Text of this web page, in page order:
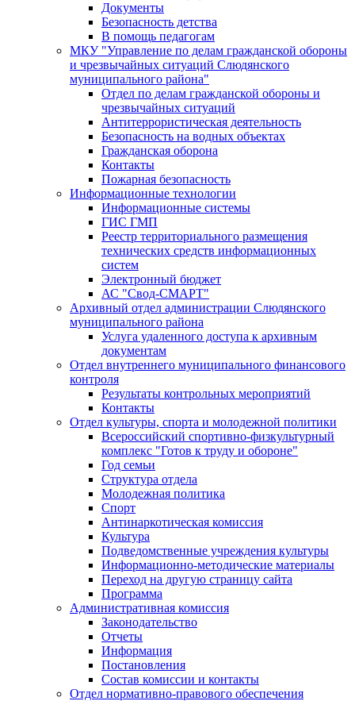
Документы
Безопасность детства
В помощь педагогам
МКУ "Управление по делам гражданской обороны
и чрезвычайных ситуаций Слюдянского
муниципального района"
Отдел по делам гражданской обороны и
чрезвычайных ситуаций
Антитеррористическая деятельность
Безопасность на водных объектах
Гражданская оборона
Контакты
Пожарная безопасность
Информационные технологии
Информационные системы
ГИС ГМП
Реестр территориального размещения
технических средств информационных
систем
Электронный бюджет
АС "Свод-СМАРТ"
Архивный отдел администрации Слюдянского
муниципального района
Услуга удаленного доступа к архивным
документам
Отдел внутреннего муниципального финансового
контроля
Результаты контрольных мероприятий
Контакты
Отдел культуры, спорта и молодежной политики
Всероссийский спортивно-физкультурный
комплекс "Готов к труду и обороне"
Год семьи
Структура отдела
Молодежная политика
Спорт
Антинаркотическая комиссия
Культура
Подведомственные учреждения культуры
Информационно-методические материалы
Переход на другую страницу сайта
Программа
Административная комиссия
Законодательство
Отчеты
Информация
Постановления
Состав комиссии и контакты
Отдел нормативно-правового обеспечения